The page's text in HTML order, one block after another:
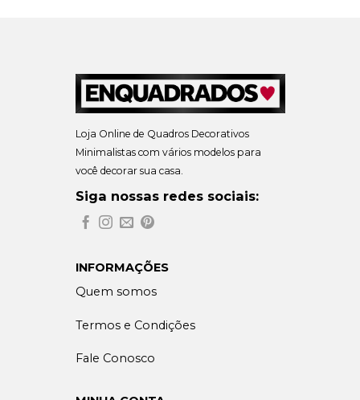
Loja Online de Quadros Decorativos
Minimalistas com vários modelos para
você decorar sua casa.
Siga nossas redes sociais:
INFORMAÇÕES
Quem somos
Termos e Condições
Fale Conosco